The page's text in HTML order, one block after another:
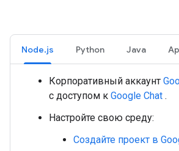
Node.js Python Java
Корпоративный аккаунт
с доступом к Google Chat .
Настройте свою среду:
Создайте проект в